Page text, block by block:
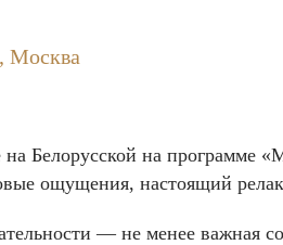
Москва
Белорусской на программе
ощущения, настоящий
— не менее важная